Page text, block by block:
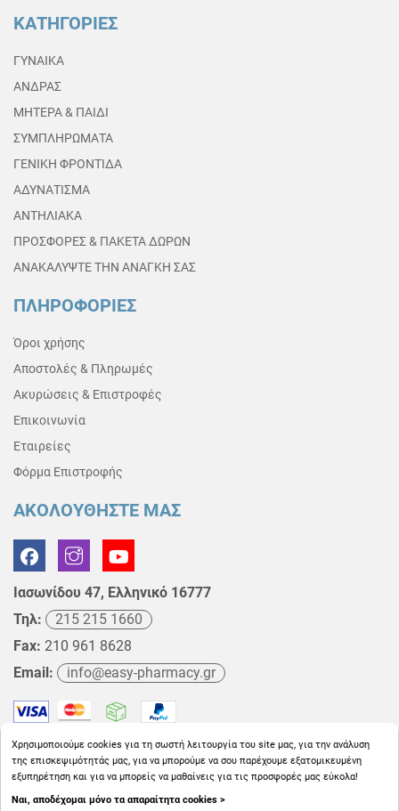
ΚΑΤΗΓΟΡΙΕΣ
ΓΥΝΑΙΚΑ
ΑΝΔΡΑΣ
ΜΗΤΕΡΑ & ΠΑΙΔΙ
ΣΥΜΠΛΗΡΩΜΑΤΑ
ΓΕΝΙΚΗ ΦΡΟΝΤΙΔΑ
ΑΔΥΝΑΤΙΣΜΑ
ΑΝΤΗΛΙΑΚΑ
ΠΡΟΣΦΟΡΕΣ & ΠΑΚΕΤΑ ΔΩΡΩΝ
ΑΝΑΚΑΛΥΨΤΕ ΤΗΝ ΑΝΑΓΚΗ ΣΑΣ
ΠΛΗΡΟΦΟΡΙΕΣ
Όροι χρήσης
Αποστολές & Πληρωμές
Ακυρώσεις & Επιστροφές
Επικοινωνία
Εταιρείες
Φόρμα Επιστροφής
ΑΚΟΛΟΥΘΗΣΤΕ ΜΑΣ
Ιασωνίδου 47, Ελληνικό 16777
Τηλ:
215 215 1660
Fax: 210 961 8628
Email:
info@easy-pharmacy.gr
Copyright © 2026EasyPharmacy.gr
Χρησιμοποιούμε cookies για τη σωστή λειτουργία του site μας, για την ανάλυση
της επισκεψιμότητάς μας, για να μπορούμε να σου παρέχουμε εξατομικευμένη
εξυπηρέτηση και για να μπορείς να μαθαίνεις για τις προσφορές μας εύκολα!
Ναι, αποδέχομαι μόνο τα απαραίτητα cookies >